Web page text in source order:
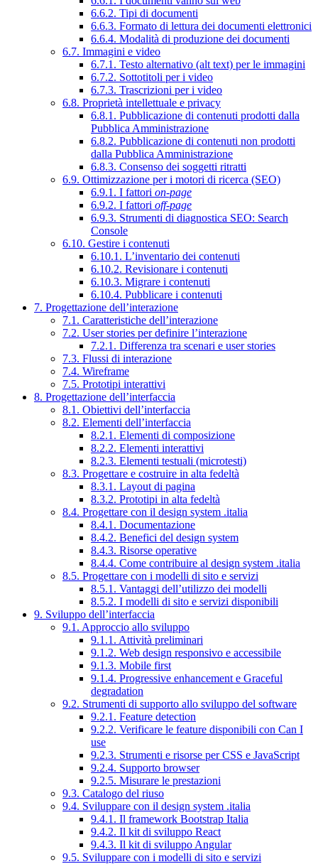
6.6.2. Tipi di documenti
6.6.3. Formato di lettura dei documenti elettronici
6.6.4. Modalità di produzione dei documenti
6.7. Immagini e video
6.7.1. Testo alternativo (alt text) per le immagini
6.7.2. Sottotitoli per i video
6.7.3. Trascrizioni per i video
6.8. Proprietà intellettuale e privacy
6.8.1. Pubblicazione di contenuti prodotti dalla
Pubblica Amministrazione
6.8.2. Pubblicazione di contenuti non prodotti
dalla Pubblica Amministrazione
6.8.3. Consenso dei soggetti ritratti
6.9. Ottimizzazione per i motori di ricerca (SEO)
6.9.1. I fattori on-page
6.9.2. I fattori off-page
6.9.3. Strumenti di diagnostica SEO: Search
Console
6.10. Gestire i contenuti
6.10.1. L’inventario dei contenuti
6.10.2. Revisionare i contenuti
6.10.3. Migrare i contenuti
6.10.4. Pubblicare i contenuti
7. Progettazione dell’interazione
7.1. Caratteristiche dell’interazione
7.2. User stories per definire l’interazione
7.2.1. Differenza tra scenari e user stories
7.3. Flussi di interazione
7.4. Wireframe
7.5. Prototipi interattivi
8. Progettazione dell’interfaccia
8.1. Obiettivi dell’interfaccia
8.2. Elementi dell’interfaccia
8.2.1. Elementi di composizione
8.2.2. Elementi interattivi
8.2.3. Elementi testuali (microtesti)
8.3. Progettare e costruire in alta fedeltà
8.3.1. Layout di pagina
8.3.2. Prototipi in alta fedeltà
8.4. Progettare con il design system .italia
8.4.1. Documentazione
8.4.2. Benefici del design system
8.4.3. Risorse operative
8.4.4. Come contribuire al design system .italia
8.5. Progettare con i modelli di sito e servizi
8.5.1. Vantaggi dell’utilizzo dei modelli
8.5.2. I modelli di sito e servizi disponibili
9. Sviluppo dell’interfaccia
9.1. Approccio allo sviluppo
9.1.1. Attività preliminari
9.1.2. Web design responsivo e accessibile
9.1.3. Mobile first
9.1.4. Progressive enhancement e Graceful
degradation
9.2. Strumenti di supporto allo sviluppo del software
9.2.1. Feature detection
9.2.2. Verificare le feature disponibili con Can I
use
9.2.3. Strumenti e risorse per CSS e JavaScript
9.2.4. Supporto browser
9.2.5. Misurare le prestazioni
9.3. Catalogo del riuso
9.4. Sviluppare con il design system .italia
9.4.1. Il framework Bootstrap Italia
9.4.2. Il kit di sviluppo React
9.4.3. Il kit di sviluppo Angular
9.5. Sviluppare con i modelli di sito e servizi